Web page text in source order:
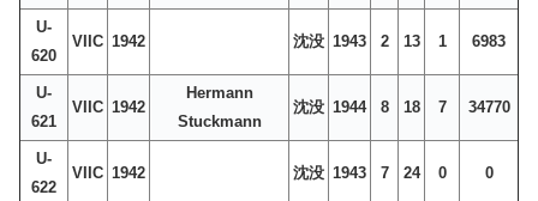
U-
620
VIIC 1942 沈没 1943 2 13 1 6983
U-
621
VIIC 1942
Hermann
Stuckmann
沈没 1944 8 18 7 34770
U-
622
VIIC 1942 沈没 1943 7 24 0 0